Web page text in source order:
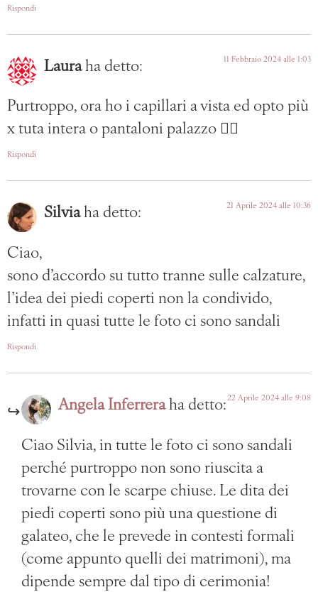
Rispondi
Laura ha detto: 11 Febbraio 2024 alle 1:03
Purtroppo, ora ho i capillari a vista ed opto più
x tuta intera o pantaloni palazzo 🤷‍♀️
Rispondi
Silvia ha detto: 21 Aprile 2024 alle 10:36
Ciao,
sono d’accordo su tutto tranne sulle calzature,
l’idea dei piedi coperti non la condivido,
infatti in quasi tutte le foto ci sono sandali
Rispondi
Angela Inferrera ha detto:22 Aprile 2024 alle 9:08
Ciao Silvia, in tutte le foto ci sono sandali
perché purtroppo non sono riuscita a
trovarne con le scarpe chiuse. Le dita dei
piedi coperti sono più una questione di
galateo, che le prevede in contesti formali
(come appunto quelli dei matrimoni), ma
dipende sempre dal tipo di cerimonia!